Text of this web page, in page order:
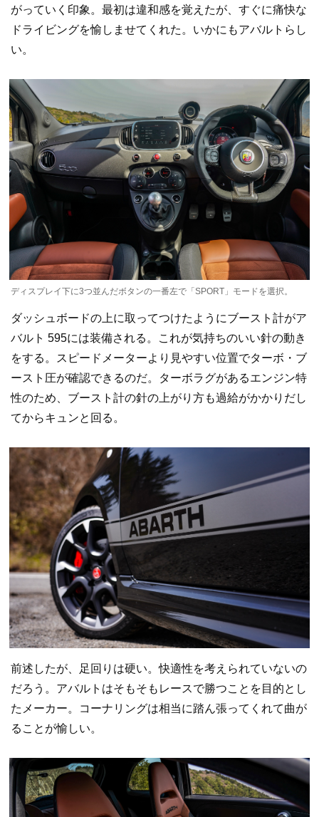
がっていく印象。最初は違和感を覚えたが、すぐに痛快な
ドライビングを愉しませてくれた。いかにもアバルトらし
い。
ディスプレイ下に3つ並んだボタンの一番左で「SPORT」モードを選択。
ダッシュボードの上に取ってつけたようにブースト計がア
バルト 595には装備される。これが気持ちのいい針の動き
をする。スピードメーターより見やすい位置でターボ・ブ
ースト圧が確認できるのだ。ターボラグがあるエンジン特
性のため、ブースト計の針の上がり方も過給がかかりだし
てからキュンと回る。
前述したが、足回りは硬い。快適性を考えられていないの
だろう。アバルトはそもそもレースで勝つことを目的とし
たメーカー。コーナリングは相当に踏ん張ってくれて曲が
ることが愉しい。